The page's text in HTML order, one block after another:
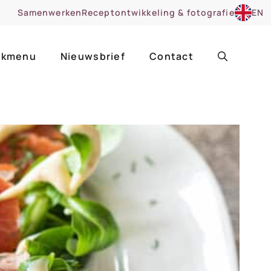
SamenwerkenReceptontwikkeling & fotografie EN
zoet
Nieuwsbrief Contact